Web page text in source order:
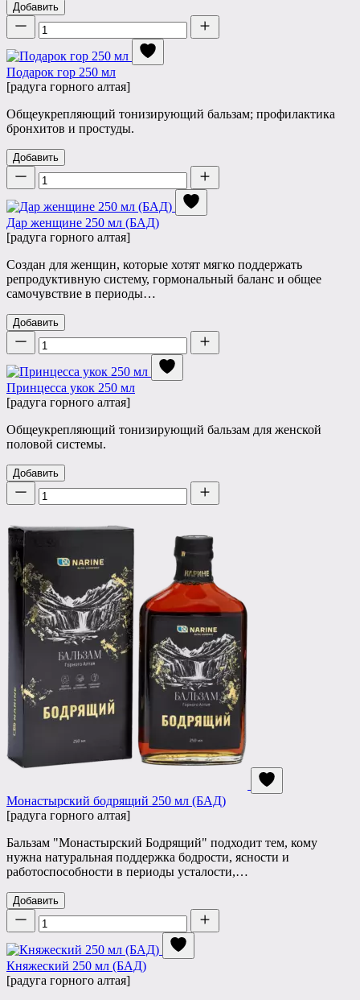
Добавить
Количество
Подарок гор 250 мл
[радуга горного алтая]
Общеукрепляющий тонизирующий бальзам; профилактика
бронхитов и простуды.
Добавить
Количество
Дар женщине 250 мл (БАД)
[радуга горного алтая]
Создан для женщин, которые хотят мягко поддержать
репродуктивную систему, гормональный баланс и общее
самочувствие в периоды…
Добавить
Количество
Принцесса укок 250 мл
[радуга горного алтая]
Общеукрепляющий тонизирующий бальзам для женской
половой системы.
Добавить
Количество
Монастырский бодрящий 250 мл (БАД)
[радуга горного алтая]
Бальзам "Монастырский Бодрящий" подходит тем, кому
нужна натуральная поддержка бодрости, ясности и
работоспособности в периоды усталости,…
Добавить
Количество
Княжеский 250 мл (БАД)
[радуга горного алтая]